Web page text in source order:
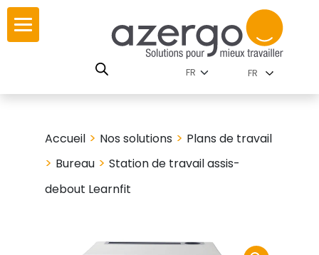
Skip
content
par famille
FR
Accueil > Nos solutions > Plans de travail
> Bureau >Station de travail assis-
debout Learnfit